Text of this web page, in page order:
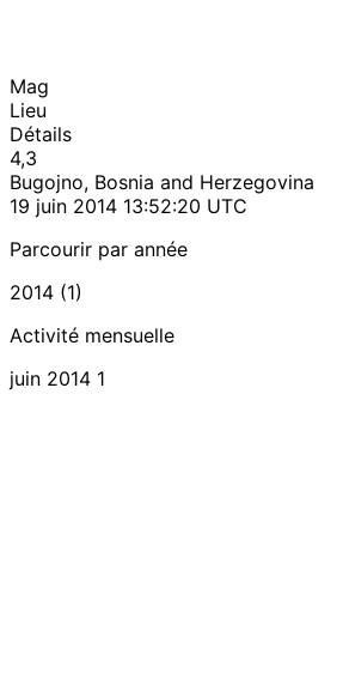
Mag
Lieu
Détails
4,3
Bugojno, Bosnia and Herzegovina
19 juin 2014 13:52:20 UTC
Parcourir par année
2014 (1)
Activité mensuelle
juin 2014 1